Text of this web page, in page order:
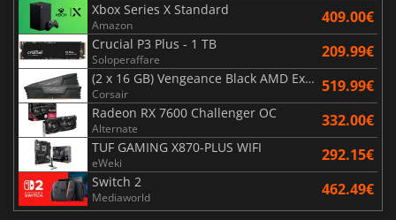
Xbox Series X Standard
Amazon 409.00€
Crucial P3 Plus - 1 TB
Soloperaffare 209.99€
(2 x 16 GB) Vengeance Black AMD Expo 6000 MHz - CAS 30
Corsair 519.99€
Radeon RX 7600 Challenger OC
Alternate 332.00€
TUF GAMING X870-PLUS WIFI
eWeki 292.15€
Switch 2
Mediaworld 462.49€